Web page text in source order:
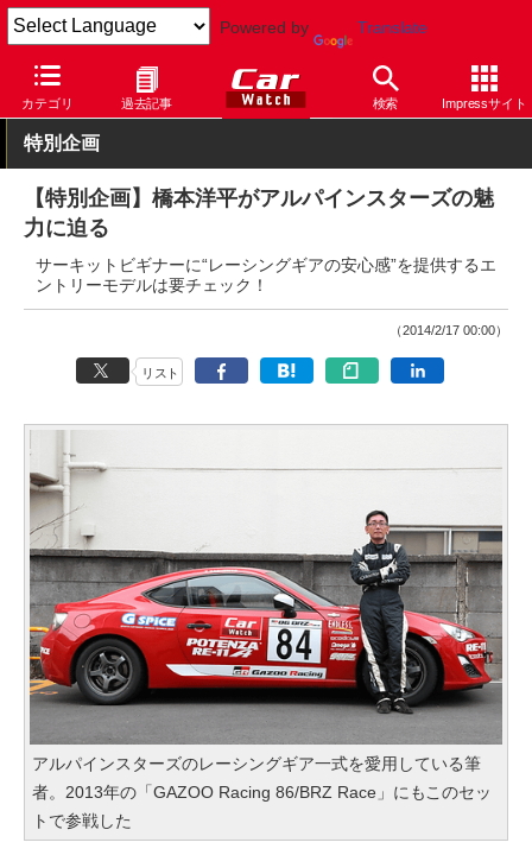
Powered by Translate
カテゴリ 過去記事 検索 Impressサイト
Car Watch モータースポーツ その他
特別企画
【特別企画】橋本洋平がアルパインスターズの魅
力に迫る
サーキットビギナーに“レーシングギアの安心感”を提供するエ
ントリーモデルは要チェック！
（2014/2/17 00:00）
リスト
アルパインスターズのレーシングギア一式を愛用している筆
者。2013年の「GAZOO Racing 86/BRZ Race」にもこのセッ
トで参戦した